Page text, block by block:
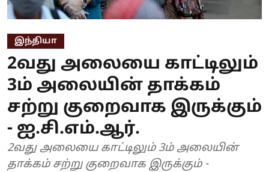
இந்தியா
2வது அலையை காட்டிலும்
3ம் அலையின் தாக்கம்
சற்று குறைவாக இருக்கும்
- ஐ.சி.எம்.ஆர்.
2வது அலையை காட்டிலும் 3ம் அலையின்
தாக்கம் சற்று குறைவாக இருக்கும் -